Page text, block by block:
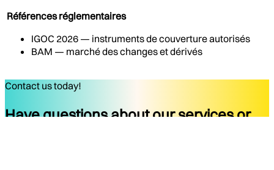
Références réglementaires
IGOC 2026 — instruments de couverture autorisés
BAM — marché des changes et dérivés
Contact us today!
Have questions about our services or